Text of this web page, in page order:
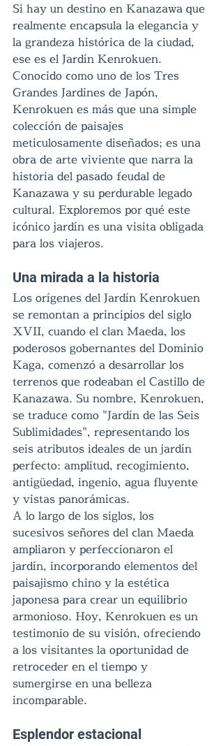
Si hay un destino en Kanazawa que
realmente encapsula la elegancia y
la grandeza histórica de la ciudad,
ese es el Jardín Kenrokuen.
Conocido como uno de los Tres
Grandes Jardines de Japón,
Kenrokuen es más que una simple
colección de paisajes
meticulosamente diseñados; es una
obra de arte viviente que narra la
historia del pasado feudal de
Kanazawa y su perdurable legado
cultural. Exploremos por qué este
icónico jardín es una visita obligada
para los viajeros.
Una mirada a la historia
Los orígenes del Jardín Kenrokuen
se remontan a principios del siglo
XVII, cuando el clan Maeda, los
poderosos gobernantes del Dominio
Kaga, comenzó a desarrollar los
terrenos que rodeaban el Castillo de
Kanazawa. Su nombre, Kenrokuen,
se traduce como "Jardín de las Seis
Sublimidades", representando los
seis atributos ideales de un jardín
perfecto: amplitud, recogimiento,
antigüedad, ingenio, agua fluyente
y vistas panorámicas.
A lo largo de los siglos, los
sucesivos señores del clan Maeda
ampliaron y perfeccionaron el
jardín, incorporando elementos del
paisajismo chino y la estética
japonesa para crear un equilibrio
armonioso. Hoy, Kenrokuen es un
testimonio de su visión, ofreciendo
a los visitantes la oportunidad de
retroceder en el tiempo y
sumergirse en una belleza
incomparable.
Esplendor estacional